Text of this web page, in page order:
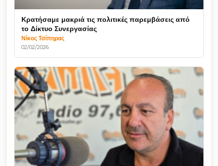
Κρατήσαμε μακριά τις πολιτικές παρεμβάσεις από
το Δίκτυο Συνεργασίας
Νίκος Τσίπηρας
02/02/2026